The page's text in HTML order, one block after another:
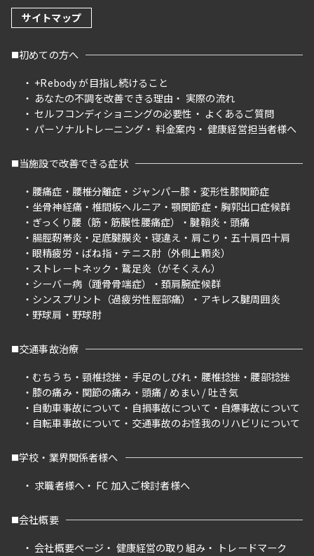
サイトマップ
初めての方へ
+Rebody が目指し続けること
あなたの不調を改善できる理由
実際の流れ
セルフコンディショニングの必要性
よくあるご質問
パーソナルトレーニング
料金案内 健康経営担当者様へ
当施設で改善できる症状
腰痛症
腰椎分離症 ジャンパー膝
変形性膝関節症
坐骨神経痛
椎間板ヘルニア 顎関節症
胸郭出口症候群
ぎっくり腰（筋・筋膜性腰痛症）
腱鞘炎
頭痛
腸脛靭帯炎
足底腱膜炎 寝違え 肩こり
五十肩四十肩
眼精疲労
ばね指
テニス肘（外側上顆炎）
ストレートネック
鵞足炎（がそくえん）
シーバー病（踵骨骨端症）
頚肩腕症候群
シンスプリント（過疲労性脛部痛）
アキレス腱周囲炎
野球肩
野球肘
交通事故治療
むちうち
頸椎捻挫 手足のしびれ 腰椎捻挫
腰部捻挫
膝の痛み
関節の痛み
頭痛 / めまい / 吐き気
自動車事故について
自損事故について
自爆事故について
自転車事故について
交通事故のお怪我のリハビリについて
学校・業界関係者様へ
求職者様へ
FC 加入ご検討者様へ
会社概要
会社概要ページ
健康経営の取り組み トレードマーク